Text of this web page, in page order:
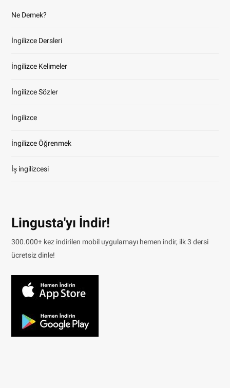
Ne Demek?
İngilizce Dersleri
İngilizce Kelimeler
İngilizce Sözler
İngilizce
İngilizce Öğrenmek
İş ingilizcesi
Lingusta'yı İndir!
300.000+ kez indirilen mobil uygulamayı hemen indir, ilk 3 dersi
ücretsiz dinle!